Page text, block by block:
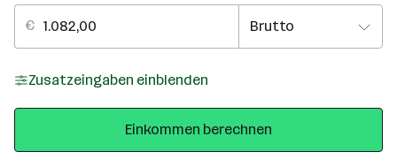
Zusatzeingaben einblenden
Einkommen berechnen